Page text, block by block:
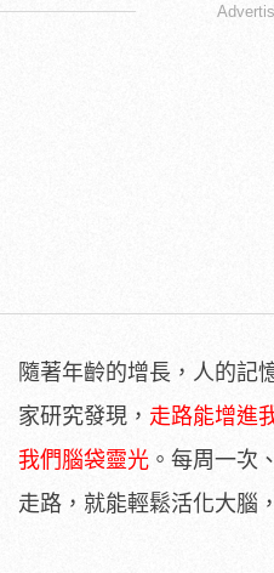
隨著年齡的增長，人的記
家研究發現， 走路能增進
我們腦袋靈光 。每周一次
走路，就能輕鬆活化大腦